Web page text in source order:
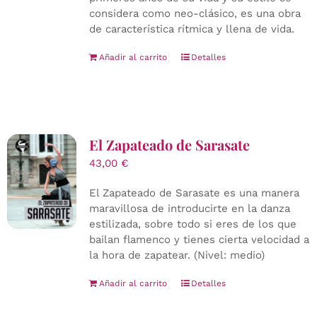
considera como neo-clásico, es una obra
de característica rítmica y llena de vida.
Añadir al carrito Detalles
El Zapateado de Sarasate
43,00 €
El Zapateado de Sarasate es una manera
maravillosa de introducirte en la danza
estilizada, sobre todo si eres de los que
bailan flamenco y tienes cierta velocidad a
la hora de zapatear. (Nivel: medio)
Añadir al carrito Detalles